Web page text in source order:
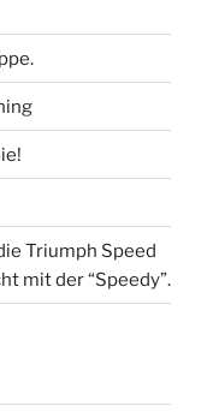
Triumph Speed
mit der “Speedy”.